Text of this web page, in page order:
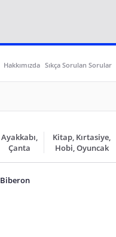
Hakkımızda Sıkça Sorulan Sorular
Ayakkabı,
Çanta
Kitap, Kırtasiye,
Hobi, Oyuncak
Biberon